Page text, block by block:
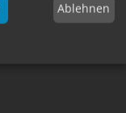
Ablehnen